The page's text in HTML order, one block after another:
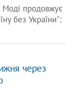
Моді продовжує
без України":
через